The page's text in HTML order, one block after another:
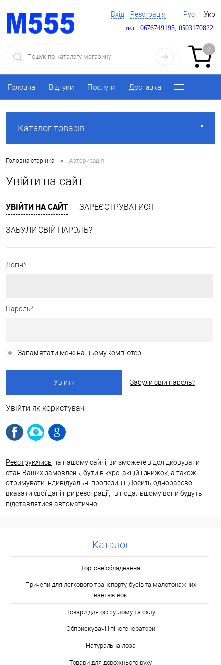
Вхід Реєстрація Рус Укр
тел.: 0676749195, 0503170822
0
Головна Відгуки Послуги Доставка
Каталог товарів
Головна сторінка • Авторизація
Увійти на сайт
УВІЙТИ НА САЙТ ЗАРЕЄСТРУВАТИСЯ
ЗАБУЛИ СВІЙ ПАРОЛЬ?
Логін*
Пароль*
Запам'ятати мене на цьому комп'ютері
Забули свій пароль?
Увійти як користувач
Реєструючись на нашому сайті, ви зможете відслідковувати
стан Ваших замовлень, бути в курсі акцій і знижок, а також
отримувати індивідуальні пропозиції. Досить одноразово
вказати свої дані при реєстрації, і в подальшому вони будуть
підставлятися автоматично.
Каталог
Торгове обладнання
Причепи для легкового транспорту, бусів та малотонажних
вантажівок
Товари для офісу, дому та саду
Обприскувачі і піногенератори
Натуральна лоза
Товари для дорожнього руху